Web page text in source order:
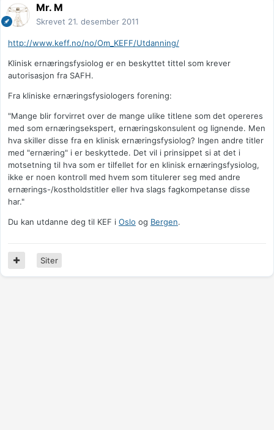
Mr. M
Skrevet 21. desember 2011
http://www.keff.no/no/Om_KEFF/Utdanning/
Klinisk ernæringsfysiolog er en beskyttet tittel som krever
autorisasjon fra SAFH.
Fra kliniske ernæringsfysiologers forening:
"Mange blir forvirret over de mange ulike titlene som det opereres
med som ernæringsekspert, ernæringskonsulent og lignende. Men
hva skiller disse fra en klinisk ernæringsfysiolog? Ingen andre titler
med "ernæring" i er beskyttede. Det vil i prinsippet si at det i
motsetning til hva som er tilfellet for en klinisk ernæringsfysiolog,
ikke er noen kontroll med hvem som titulerer seg med andre
ernærings-/kostholdstitler eller hva slags fagkompetanse disse
har."
Du kan utdanne deg til KEF i Oslo og Bergen.
Siter